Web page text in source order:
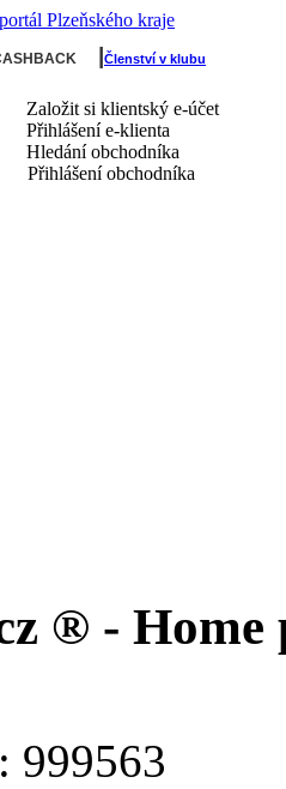
Členství v klubu
Založit si klientský e-účet
Přihlášení e-klienta
Hledání obchodníka
Přihlášení obchodníka
® - Home
999563